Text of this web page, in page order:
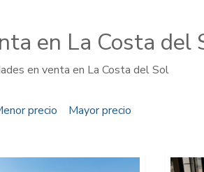
en La Costa del
en venta en La Costa del Sol
precio Mayor precio